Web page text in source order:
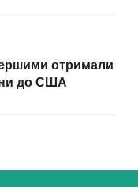
отримали
до США